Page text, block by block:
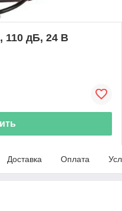
110 дБ, 24 В
Доставка Оплата